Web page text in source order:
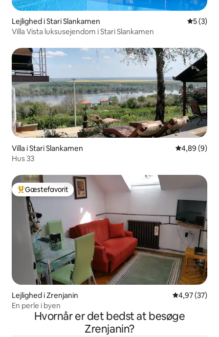
Lejlighed i Stari Slankamen 5 ud af 5
5 (3)
Villa Vista luksusejendom i Stari Slankamen
Villa i Stari Slankamen 4,89 ud af 5
4,89 (9)
Hus 33
Bedste gæstefavorit
Gæstefavorit
Lejlighed i Zrenjanin 4,97 ud af 5 i
4,97 (37)
En perle i byen
Hvornår er det bedst at besøge
Zrenjanin?